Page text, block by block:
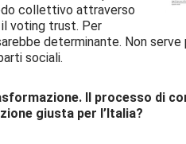
collettivo attraverso
voting trust. Per
determinante. Non serve
sociali.
Il processo di
giusta per l’Italia?